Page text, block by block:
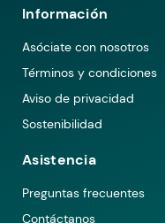
Información
Asóciate con nosotros
Términos y condiciones
Aviso de privacidad
Sostenibilidad
Asistencia
Preguntas frecuentes
Contáctanos